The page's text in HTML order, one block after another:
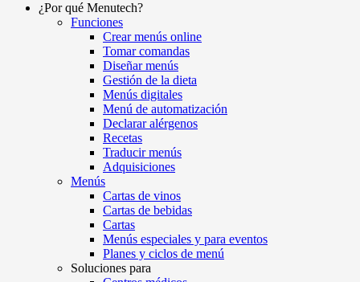
navigation
¿Por qué Menutech?
Funciones
Crear menús online
Tomar comandas
Diseñar menús
Gestión de la dieta
Menús digitales
Menú de automatización
Declarar alérgenos
Recetas
Traducir menús
Adquisiciones
Menús
Cartas de vinos
Cartas de bebidas
Cartas
Menús especiales y para eventos
Planes y ciclos de menú
Soluciones para